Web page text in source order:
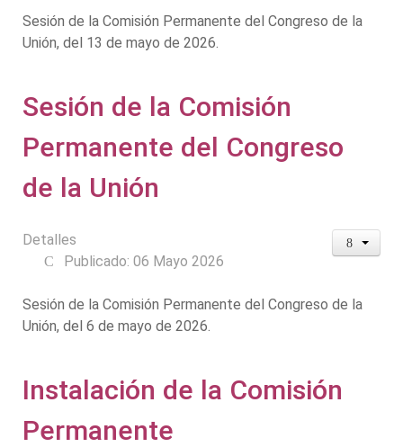
Sesión de la Comisión Permanente del Congreso de la
Unión, del 13 de mayo de 2026.
Sesión de la Comisión
Permanente del Congreso
de la Unión
Detalles
Publicado: 06 Mayo 2026
Sesión de la Comisión Permanente del Congreso de la
Unión, del 6 de mayo de 2026.
Instalación de la Comisión
Permanente